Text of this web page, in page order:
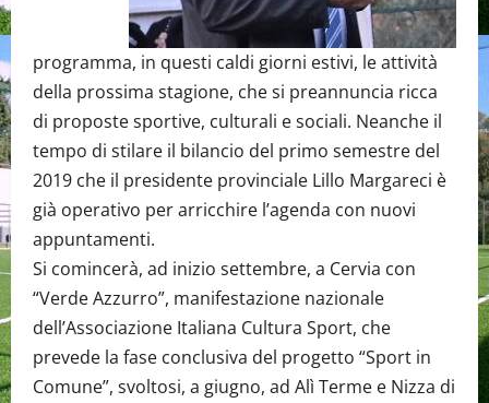
programma, in questi caldi giorni estivi, le attività
della prossima stagione, che si preannuncia ricca
di proposte sportive, culturali e sociali. Neanche il
tempo di stilare il bilancio del primo semestre del
2019 che il presidente provinciale Lillo Margareci è
già operativo per arricchire l’agenda con nuovi
appuntamenti.
Si comincerà, ad inizio settembre, a Cervia con
“Verde Azzurro”, manifestazione nazionale
dell’Associazione Italiana Cultura Sport, che
prevede la fase conclusiva del progetto “Sport in
Comune”, svoltosi, a giugno, ad Alì Terme e Nizza di